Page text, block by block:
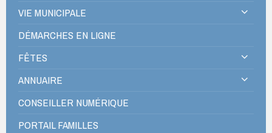
VIE MUNICIPALE
DÉMARCHES EN LIGNE
FÊTES
ANNUAIRE
CONSEILLER NUMÉRIQUE
PORTAIL FAMILLES